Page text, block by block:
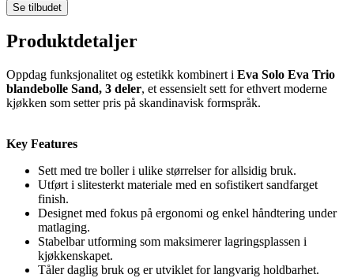
Se tilbudet
Produktdetaljer
Oppdag funksjonalitet og estetikk kombinert i Eva Solo Eva Trio
blandebolle Sand, 3 deler, et essensielt sett for ethvert moderne
kjøkken som setter pris på skandinavisk formspråk.
Key Features
Sett med tre boller i ulike størrelser for allsidig bruk.
Utført i slitesterkt materiale med en sofistikert sandfarget
finish.
Designet med fokus på ergonomi og enkel håndtering under
matlaging.
Stabelbar utforming som maksimerer lagringsplassen i
kjøkkenskapet.
Tåler daglig bruk og er utviklet for langvarig holdbarhet.